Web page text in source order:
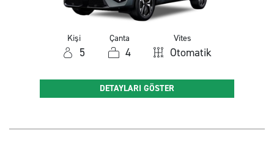
Kişi
5
Çanta
4
Vites
Otomatik
DETAYLARI GÖSTER